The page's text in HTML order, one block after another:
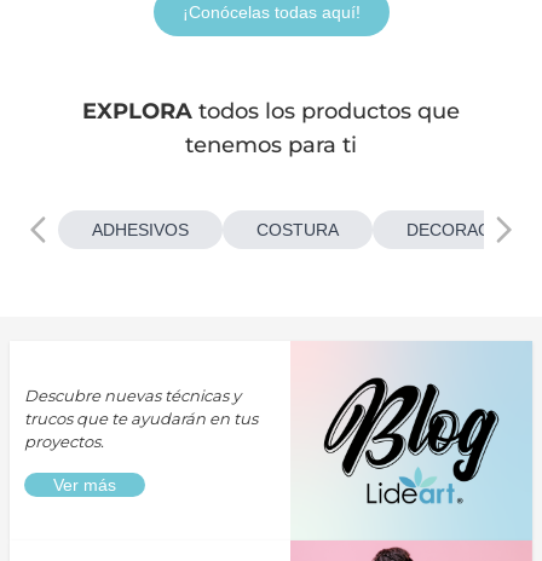
¡Conócelas todas aquí!
EXPLORA todos los productos que
tenemos para ti
ADHESIVOS COSTURA
Descubre nuevas técnicas y
trucos que te ayudarán en tus
proyectos.
Ver más